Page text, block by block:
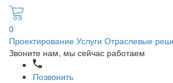
0
Проектирование Услуги Отраслевые
Звоните нам, мы сейчас работаем
Позвонить